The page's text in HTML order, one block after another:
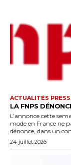
ACTUALITÉS
LA FNPS
L’annonce cette
mode en France ne
dénonce, dans un
24 juillet 2026